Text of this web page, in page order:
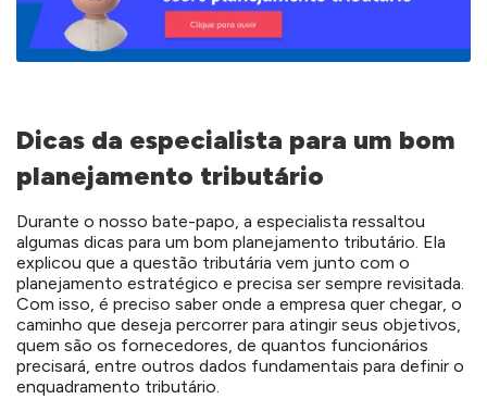
Dicas da especialista para um bom
planejamento tributário
Durante o nosso bate-papo, a especialista ressaltou
algumas dicas para um bom planejamento tributário. Ela
explicou que a questão tributária vem junto com o
planejamento estratégico e precisa ser sempre revisitada.
Com isso, é preciso saber onde a empresa quer chegar, o
caminho que deseja percorrer para atingir seus objetivos,
quem são os fornecedores, de quantos funcionários
precisará, entre outros dados fundamentais para definir o
enquadramento tributário.